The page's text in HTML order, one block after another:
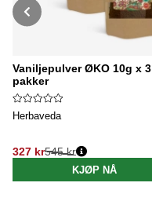
Vaniljepulver ØKO 10g x 3
pakker
Herbaveda
327 kr
Vanlig pris:
545 kr
KJØP NÅ